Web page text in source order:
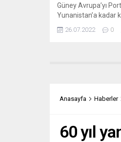
Güney Avrupa’yı
Yunanistan’a kadar
sıcaklıkların 40
IMERODROMOS
26.07.2022 0
Anasayfa Haberler
60 yıl